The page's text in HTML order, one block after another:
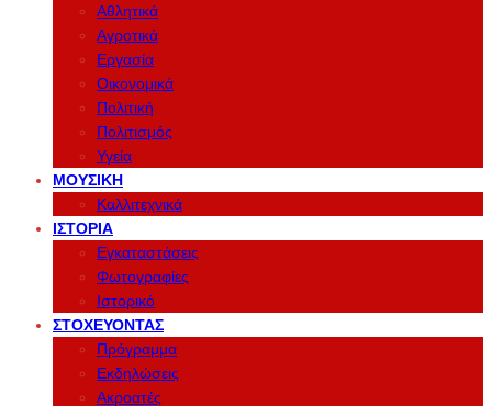
Αθλητικά
Αγροτικά
Εργασία
Οικονομικά
Πολιτική
Πολιτισμός
Υγεία
ΜΟΥΣΙΚΉ
Καλλιτεχνικά
ΙΣΤΟΡΊΑ
Εγκαταστάσεις
Φωτογραφίες
Ιστορικό
ΣΤΟΧΕΎΟΝΤΑΣ
Πρόγραμμα
Εκδηλώσεις
Ακροατές